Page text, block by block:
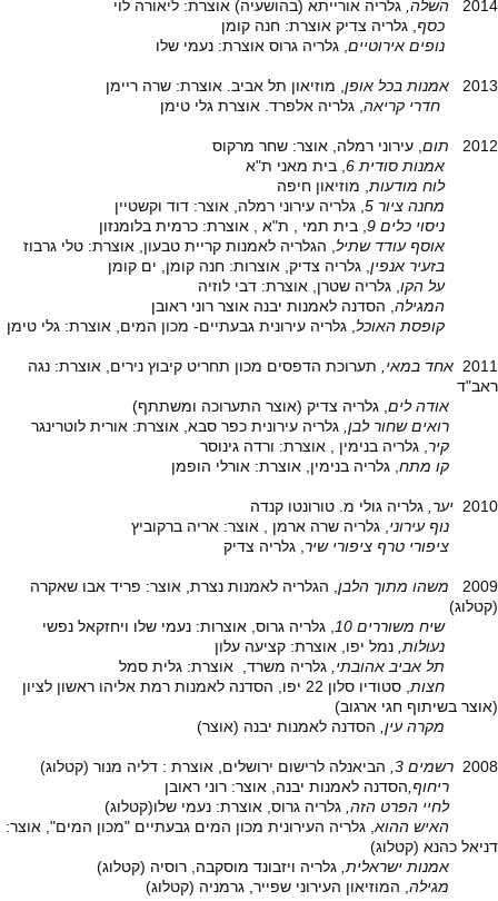
2014 השלה, גלריה אורייתא (בהושעיה) אוצרת: ליאורה לוי
כסף , גלריה צדיק אוצרת: חנה קומן
נופים אירוטיים , גלריה גרוס אוצרת: נעמי שלו
2013 אמנות בכל אופן , מוזיאון תל אביב. אוצרת: שרה ריימן
חדרי קריאה , גלריה אלפרד. אוצרת גלי טימן
2012 תום , עירוני רמלה, אוצר: שחר מרקוס
אמנות סודית 6
, בית מאני ת"א
לוח מודעות , מוזיאון חיפה
מחנה ציור 5
, גלריה עירוני רמלה, אוצר: דוד וקשטיין
ניסוי כלים 9
, בית תמי , ת"א , אוצרת: כרמית בלומנזון
אוסף עודד שתיל , הגלריה לאמנות קריית טבעון, אוצרת: טלי גרבוז
בזעיר אנפין , גלריה צדיק, אוצרות: חנה קומן, ים קומן
על הקו , גלריה שטרן, אוצרת: דבי לוזיה
המגילה , הסדנה לאמנות יבנה אוצר רוני ראובן
קופסת האוכל , גלריה עירונית גבעתיים- מכון המים, אוצרת: גלי טימן
2011 אחד במאי, תערוכת הדפסים מכון תחריט קיבוץ נירים, אוצרת: נגה
ראב"ד
אודה לים , גלריה צדיק (אוצר התערוכה ומשתתף)
רואים שחור לבן, גלריה עירונית כפר סבא, אוצרת: אורית לוטרינגר
קיר , גלריה בנימין , אוצרת: ורדה גינוסר
קו מתח , גלריה בנימין, אוצרת: אורלי הופמן
2010 יער, גלריה גולי מ. טורונטו קנדה
נוף עירוני , גלריה שרה ארמן , אוצר: אריה ברקוביץ
ציפורי טרף ציפורי שיר , גלריה צדיק
2009 משהו מתוך הלבן , הגלריה לאמנות נצרת, אוצר: פריד אבו שאקרה
(קטלוג)
שיח משוררים 10
, גלריה גרוס, אוצרות: נעמי שלו ויחזקאל נפשי
נעולות, נמל יפו, אוצרת: קציעה עלון
תל אביב אהובתי, גלריה משרד, אוצרת: גלית סמל
חצות
, סטודיו סלון 22 יפו, הסדנה לאמנות רמת אליהו ראשון לציון
(אוצר בשיתוף חגי ארגוב)
מקרה עין, הסדנה לאמנות יבנה (אוצר)
2008 רשמים 3,
הביאנלה לרישום ירושלים, אוצרת : דליה מנור (קטלוג)
ריחוף, הסדנה לאמנות יבנה, אוצר: רוני ראובן
לחיי הפרט הזה, גלריה גרוס, אוצרת: נעמי שלו(קטלוג)
האיש ההוא , גלריה העירונית מכון המים גבעתיים "מכון המים", אוצר:
דניאל כהנא (קטלוג)
אמנות ישראלית, גלריה ויזבונד מוסקבה, רוסיה (קטלוג)
מגילה , המוזיאון העירוני שפייר, גרמניה (קטלוג)